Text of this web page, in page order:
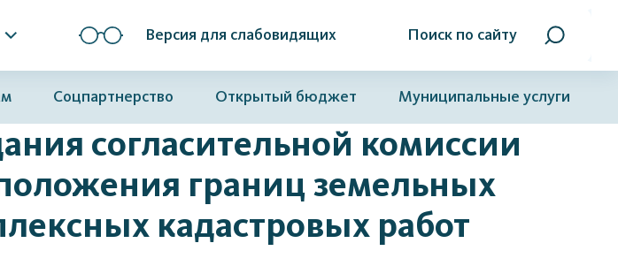
Версия для слабовидящих Поиск по сайту
Соцпартнерство Открытый бюджет Муниципальные услуги
согласительной комиссии
границ земельных
кадастровых работ